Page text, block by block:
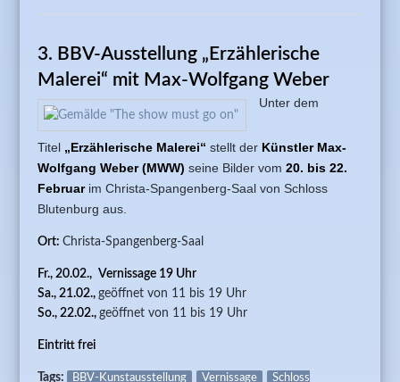
3. BBV-Ausstellung „Erzählerische
Malerei“ mit Max-Wolfgang Weber
Unter dem
Titel „Erzählerische Malerei“ stellt der Künstler Max-
Wolfgang Weber (MWW) seine Bilder vom20. bis 22.
Februarim Christa-Spangenberg-Saal von Schloss
Blutenburg aus.
Ort:Christa-Spangenberg-Saal
Fr., 20.02., Vernissage 19 Uhr
Sa., 21.02.,geöffnet von 11 bis 19 Uhr
So., 22.02.,geöffnet von 11 bis 19 Uhr
Eintritt frei
Tags: BBV-Kunstausstellung Vernissage Schloss